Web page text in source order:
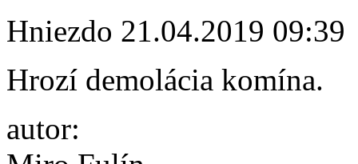
Hniezdo 21.04.2019 09:39
Hrozí demolácia komína.
autor: